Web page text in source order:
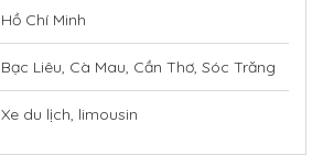
Hồ Chí Minh
Bạc Liêu, Cà Mau, Cần Thơ, Sóc Trăng
Xe du lịch, limousin